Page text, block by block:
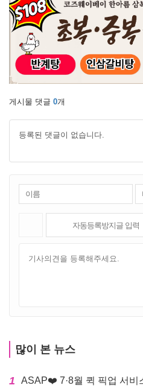
게시물 댓글 0개
등록된 댓글이 없습니다.
많이 본 뉴스
1 ASAP❤️ 7·8월 퀵 픽업 서비